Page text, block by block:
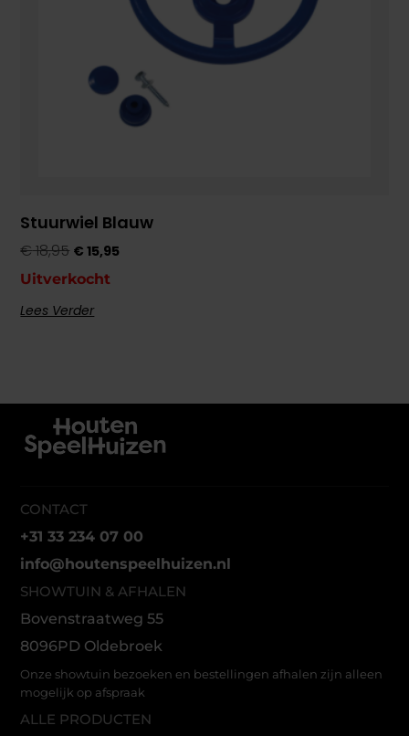
Stuurwiel Blauw
€18,95 € 15,95
Uitverkocht
Lees Verder
CONTACT
+31 33 234 07 00
info@houtenspeelhuizen.nl
SHOWTUIN & AFHALEN
Bovenstraatweg 55
8096PD Oldebroek
Onze showtuin bezoeken en bestellingen afhalen zijn alleen
mogelijk op afspraak
ALLE PRODUCTEN